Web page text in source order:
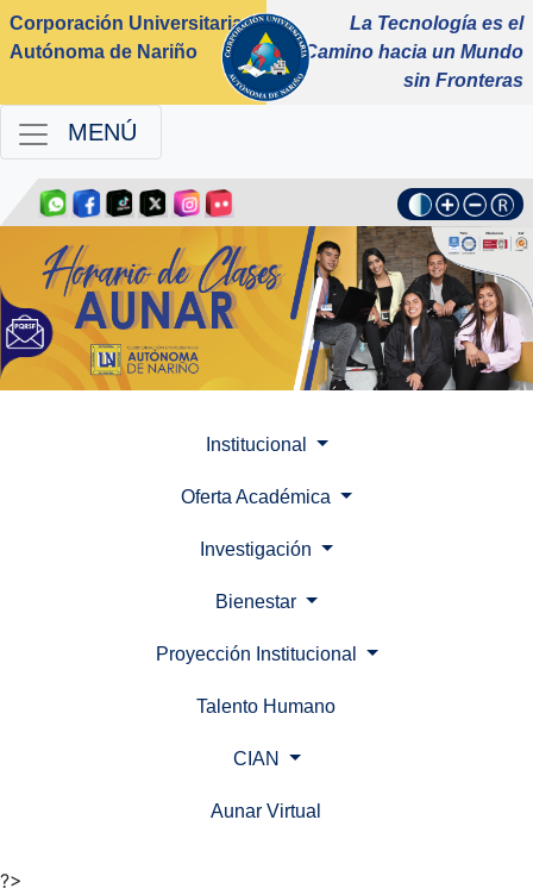
Corporación Universitaria
Autónoma de Nariño
La Tecnología es el
Camino hacia un Mundo
sin Fronteras
MENÚ
Institucional
Oferta Académica
Investigación
Bienestar
Proyección Institucional
Talento Humano
CIAN
Aunar Virtual
?>